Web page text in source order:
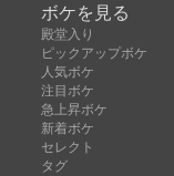
ボケを見る
殿堂入り
ピックアップボケ
人気ボケ
注目ボケ
急上昇ボケ
新着ボケ
セレクト
タグ